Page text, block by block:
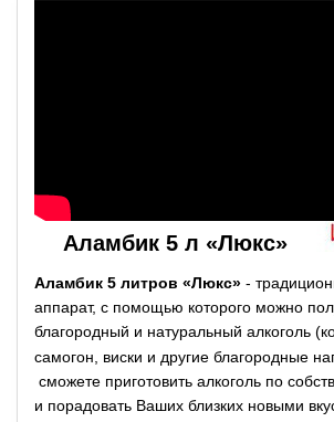
Аламбик 5 л «Люкс»
Аламбик 5 литров «Люкс» -
аппарат, с помощью которого можно
благородный и натуральный алкоголь
самогон, виски и другие благородные
сможете приготовить алкоголь по
и порадовать Ваших близких новыми